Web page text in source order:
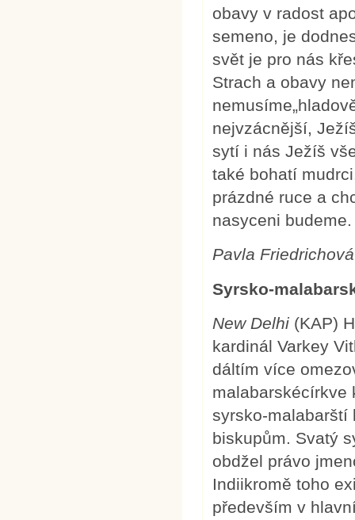
obavy v radost
semeno, je
svět je pro nás
Strach a obavy
nejvzácnější,
sytí i nás Ježíš
také bohatí
prázdné ruce a
nasyceni
Pavla
Syrsko-
NewDelhi (KAP)
kardinál Varkey
dáltím více
malabarskécírkve
syrsko-malabarští
biskupům. Svatý
obdžel právo
Indiikromě toho
především v